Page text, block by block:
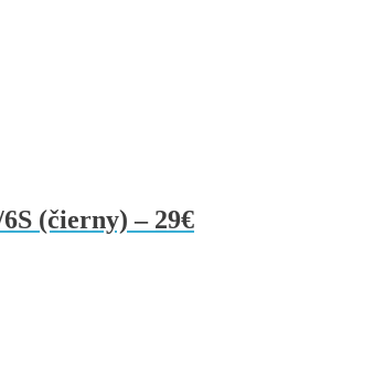
(čierny) – 29€